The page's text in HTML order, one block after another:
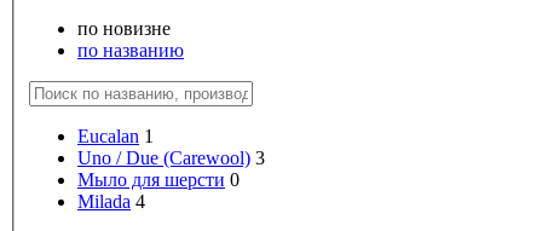
по новизне
по названию
Eucalan 1
Uno / Due (Carewool) 3
Мыло для шерсти 0
Milada 4